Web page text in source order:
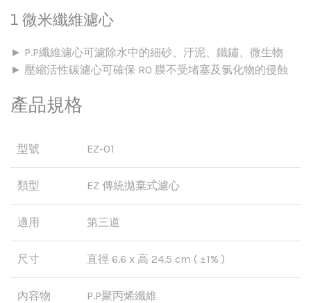
1 微米纖維濾心
► P.P纖維濾心可濾除水中的細砂、汙泥、鐵鏽、微生物
► 壓縮活性碳濾心可確保 RO 膜不受堵塞及氯化物的侵蝕
產品規格
型號 EZ-01
類型 EZ 傳統拋棄式濾心
適用 第三道
尺寸 直徑 6.6 x 高 24.5 cm ( ±1% )
內容物 P.P聚丙烯纖維